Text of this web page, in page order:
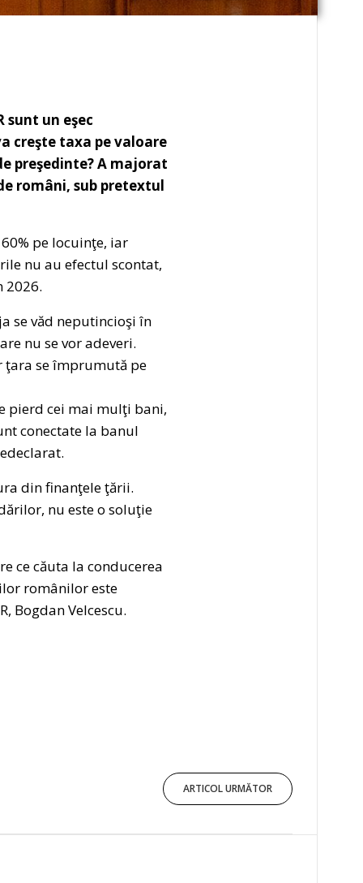
sunt un eşec
creşte taxa pe valoare
preşedinte? A majorat
români, sub pretextul
pe locuinţe, iar
nu au efectul scontat,
2026.
se văd neputincioşi în
nu se vor adeveri.
ţara se împrumută pe
pierd cei mai mulţi bani,
conectate la banul
din finanţele ţării.
nu este o soluţie
ce căuta la conducerea
românilor este
Bogdan Velcescu.
ARTICOL URMĂTOR